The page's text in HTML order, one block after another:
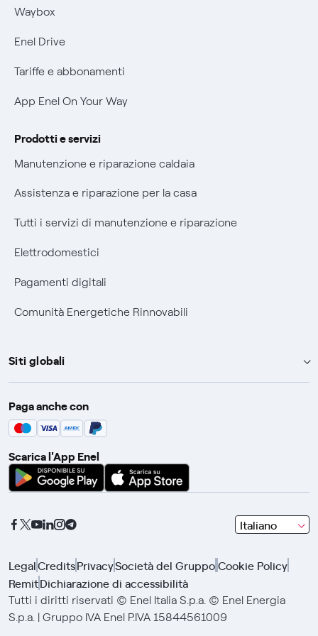
Mobilità Elettrica
Phishing e truffe online
Verifica chi ti ha chiamato
Agevolazione utenti con disabilità per offerte Fibra
Waybox
Enel Drive
Tariffe e abbonamenti
App Enel On Your Way
Prodotti e servizi
Manutenzione e riparazione caldaia
Assistenza e riparazione per la casa
Tutti i servizi di manutenzione e riparazione
Elettrodomestici
Pagamenti digitali
Comunità Energetiche Rinnovabili
Siti globali
Enel Group
Enel Green Power
Global Procurement
Gridspertise
Paga anche con
Scarica l'App Enel
Italiano
seleziona
una
con
frecce
LegalCreditsPrivacySocietà del GruppoCookie Policy
RemitDichiarazione di accessibilità
Tutti i diritti riservati © Enel Italia S.p.a. © Enel Energia
S.p.a. | Gruppo IVA Enel P.IVA 15844561009